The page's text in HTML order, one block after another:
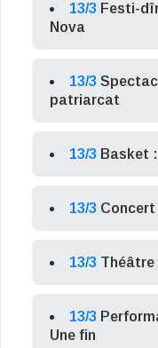
13/3 Festi-
Nova
13/3
patriarcat
13/3 Basket
13/3 Concert
13/3 Théâtre
13/3
Une fin